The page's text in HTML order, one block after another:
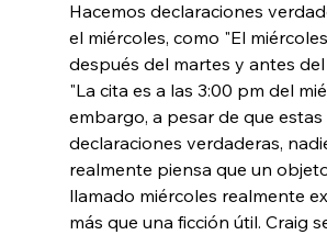
Hacemos declaraciones
el miércoles, como "El
después del martes y antes del
"La cita es a las 3:00 pm del
embargo, a pesar de que estas
declaraciones verdaderas,
realmente piensa que un
llamado miércoles realmente
más que una ficción útil. Craig